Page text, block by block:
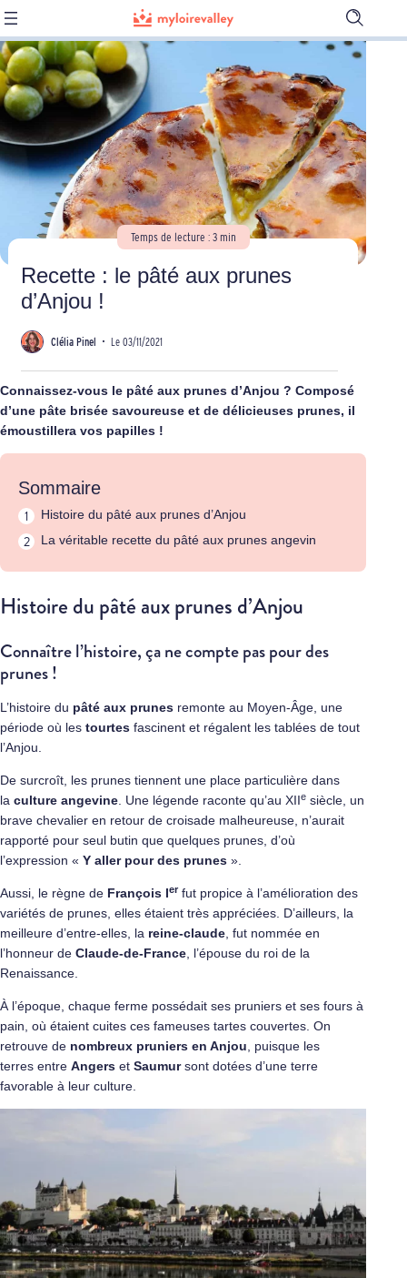
Ouvrir
la
barre
Temps de lecture : 3 min
Recette : le pâté aux prunes
d’Anjou !
Clélia Pinel • Le 03/11/2021
Connaissez-vous le pâté aux prunes d’Anjou ? Composé
d’une pâte brisée savoureuse et de délicieuses prunes, il
émoustillera vos papilles !
Sommaire
Histoire du pâté aux prunes d’Anjou
La véritable recette du pâté aux prunes angevin
Histoire du pâté aux prunes d’Anjou
Connaître l’histoire, ça ne compte pas pour des
prunes !
L’histoire du pâté aux prunes remonte au Moyen-Âge, une
période où les tourtes fascinent et régalent les tablées de tout
l’Anjou.
De surcroît, les prunes tiennent une place particulière dans
la culture angevine . Une légende raconte qu’au XIIe siècle, un
brave chevalier en retour de croisade malheureuse, n’aurait
rapporté pour seul butin que quelques prunes, d’où
l’expression « Y aller pour des prunes ».
Aussi, le règne de François Ier fut propice à l’amélioration des
variétés de prunes, elles étaient très appréciées. D’ailleurs, la
meilleure d’entre-elles, la reine-claude , fut nommée en
l’honneur de Claude-de-France , l’épouse du roi de la
Renaissance.
À l’époque, chaque ferme possédait ses pruniers et ses fours à
pain, où étaient cuites ces fameuses tartes couvertes. On
retrouve de nombreux pruniers en Anjou , puisque les
terres entre Angers et Saumursont dotées d’une terre
favorable à leur culture.